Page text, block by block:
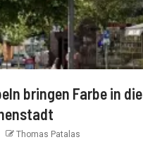
bringen Farbe in die
Thomas Patalas